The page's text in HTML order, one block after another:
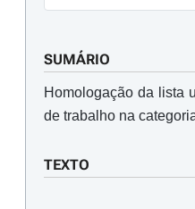
SUMÁRIO
Homologação da lista
de trabalho na
TEXTO